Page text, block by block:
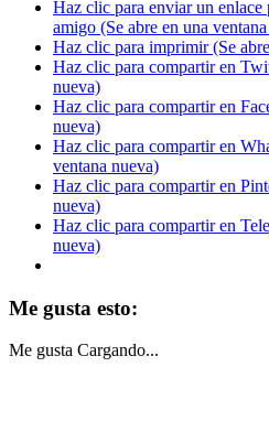
Haz clic para enviar un
amigo (Se abre en una
Haz clic para imprimir (Se
Haz clic para compartir en
nueva)
Haz clic para compartir en
nueva)
Haz clic para compartir en
ventana nueva)
Haz clic para compartir en
nueva)
Haz clic para compartir en
nueva)
Me gusta esto:
Me gusta Cargando...